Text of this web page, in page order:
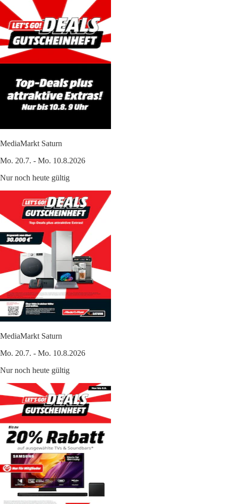
MediaMarkt Saturn
Mo. 20.7. - Mo. 10.8.2026
Nur noch heute gültig
MediaMarkt Saturn
Mo. 20.7. - Mo. 10.8.2026
Nur noch heute gültig